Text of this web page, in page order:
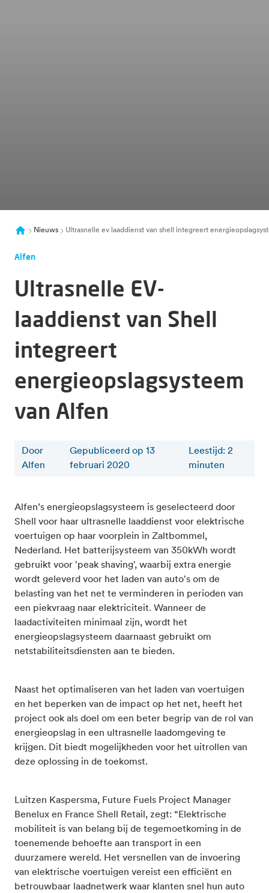
Nieuws Ultrasnelle ev laaddienst van shell integreert
Alfen
Ultrasnelle EV-
laaddienst van Shell
integreert
energieopslagsysteem
van Alfen
Door
Alfen
Gepubliceerd op 13
februari 2020
Leestijd:2
minuten
Alfen’s energieopslagsysteem is geselecteerd door
Shell voor haar ultrasnelle laaddienst voor elektrische
voertuigen op haar voorplein in Zaltbommel,
Nederland. Het batterijsysteem van 350kWh wordt
gebruikt voor 'peak shaving', waarbij extra energie
wordt geleverd voor het laden van auto's om de
belasting van het net te verminderen in perioden van
een piekvraag naar elektriciteit. Wanneer de
laadactiviteiten minimaal zijn, wordt het
energieopslagsysteem daarnaast gebruikt om
netstabiliteitsdiensten aan te bieden.
Naast het optimaliseren van het laden van voertuigen
en het beperken van de impact op het net, heeft het
project ook als doel om een beter begrip van de rol van
energieopslag in een ultrasnelle laadomgeving te
krijgen. Dit biedt mogelijkheden voor het uitrollen van
deze oplossing in de toekomst.
Luitzen Kaspersma, Future Fuels Project Manager
Benelux en France Shell Retail, zegt: “Elektrische
mobiliteit is van belang bij de tegemoetkoming in de
toenemende behoefte aan transport in een
duurzamere wereld. Het versnellen van de invoering
van elektrische voertuigen vereist een efficiënt en
betrouwbaar laadnetwerk waar klanten snel hun auto